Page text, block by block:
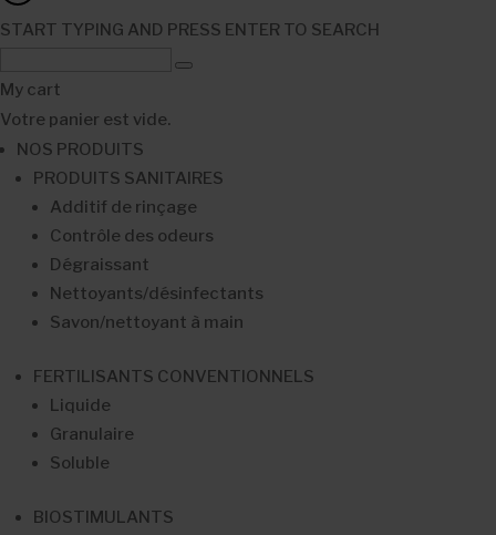
START TYPING AND PRESS ENTER TO SEARCH
My cart
Votre panier est vide.
NOS PRODUITS
PRODUITS SANITAIRES
Additif de rinçage
Contrôle des odeurs
Dégraissant
Nettoyants/désinfectants
Savon/nettoyant à main
FERTILISANTS CONVENTIONNELS
Liquide
Granulaire
Soluble
BIOSTIMULANTS